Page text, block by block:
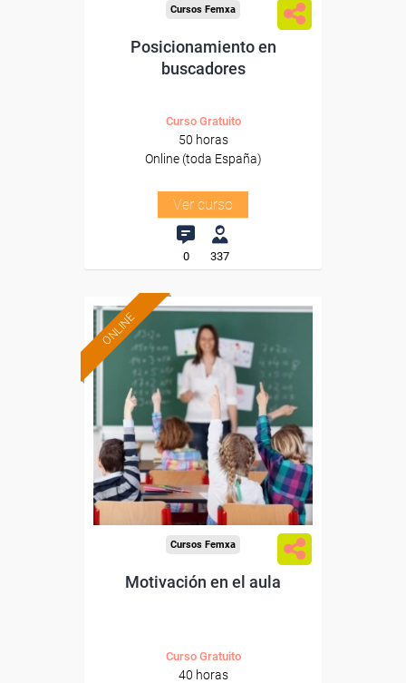
Cursos Femxa
Posicionamiento en
buscadores
Curso Gratuito
50 horas
Online (toda España)
Ver curso
0 337
ONLINE
Formación 100%
subvencionada.
Para desempleados,
trabajadores y autónomos.
Sector
-Educación.
Cursos Femxa
Motivación en el aula
Curso Gratuito
40 horas